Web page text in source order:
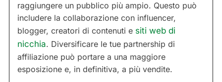
raggiungere un pubblico più ampio. Questo può
includere la collaborazione con influencer,
blogger, creatori di contenuti e siti web di
nicchia. Diversificare le tue partnership di
affiliazione può portare a una maggiore
esposizione e, in definitiva, a più vendite.